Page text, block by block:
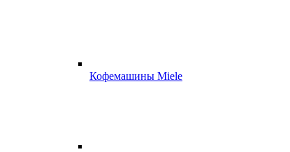
Кофемашины Miele